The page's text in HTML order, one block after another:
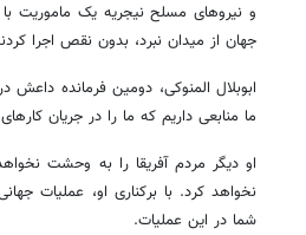
و نیروهای مسلح نیجریه یک ماموریت
جهان از میدان نبرد، بدون نقص اجرا
ابوبلال المنوکی، دومین فرمانده
ما منابعی داریم که ما را در جریان
او دیگر مردم آفریقا را به وحشت
نخواهد کرد. با برکناری او، عملیات
شما در این عملیات.